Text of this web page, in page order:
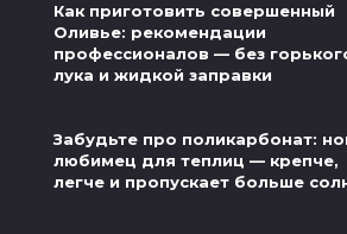
Как приготовить совершенный
Оливье: рекомендации
профессионалов — без
лука и жидкой заправки
Забудьте про поликарбонат:
любимец для теплиц — крепче,
легче и пропускает больше